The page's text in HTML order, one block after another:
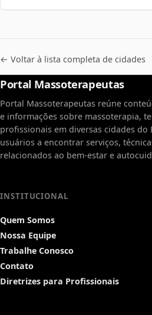
← Voltar à lista completa de cidades
Portal Massoterapeutas
Portal Massoterapeutas reúne
e informações sobre massoterapia,
profissionais em diversas cidades do
usuários a encontrar serviços,
relacionados ao bem-estar e
INSTITUCIONAL
Quem Somos
Nossa Equipe
Trabalhe Conosco
Contato
Diretrizes para Profissionais